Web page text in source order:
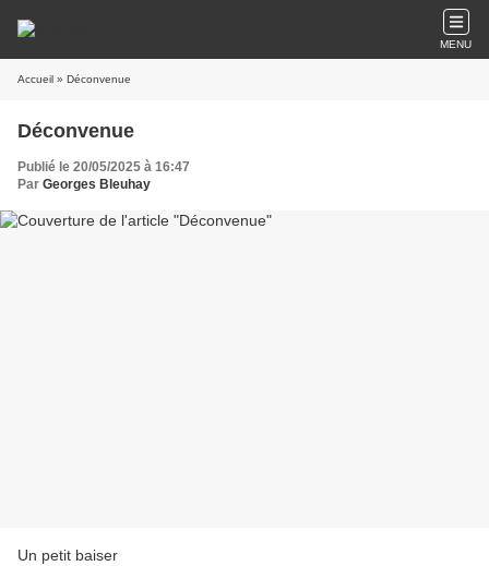
MENU
Accueil » Déconvenue
Déconvenue
Publié le 20/05/2025 à 16:47
Par Georges Bleuhay
Un petit baiser